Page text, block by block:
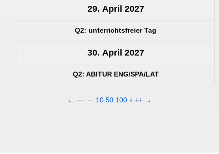
29. April 2027
Q2: unterrichtsfreier Tag
30. April 2027
Q2: ABITUR ENG/SPA/LAT
← −− − 10 50 100 + ++ →